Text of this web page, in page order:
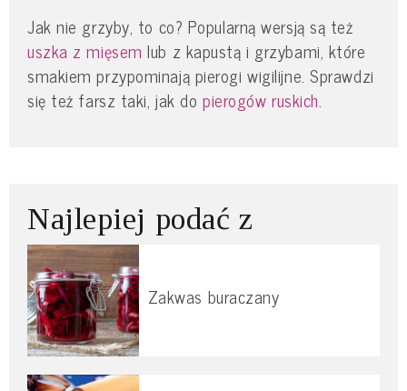
Jak nie grzyby, to co? Popularną wersją są też
uszka z mięsem lub z kapustą i grzybami, które
smakiem przypominają pierogi wigilijne. Sprawdzi
się też farsz taki, jak do pierogów ruskich.
Najlepiej podać z
Zakwas buraczany